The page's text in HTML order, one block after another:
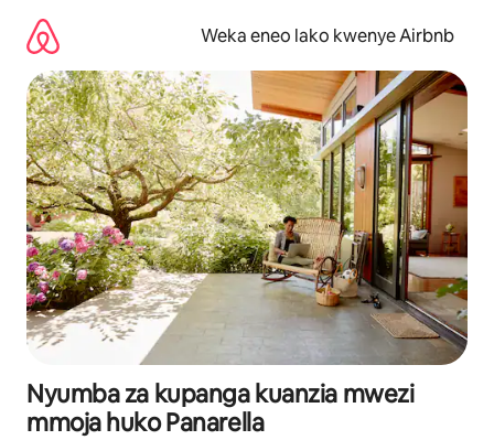
kwenda
kwenye
maudhui
Weka eneo lako kwenye Airbnb
Nyumba za kupanga kuanzia mwezi
mmoja huko Panarella